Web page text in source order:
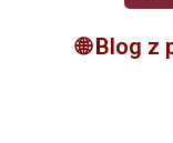
🌐Blog z